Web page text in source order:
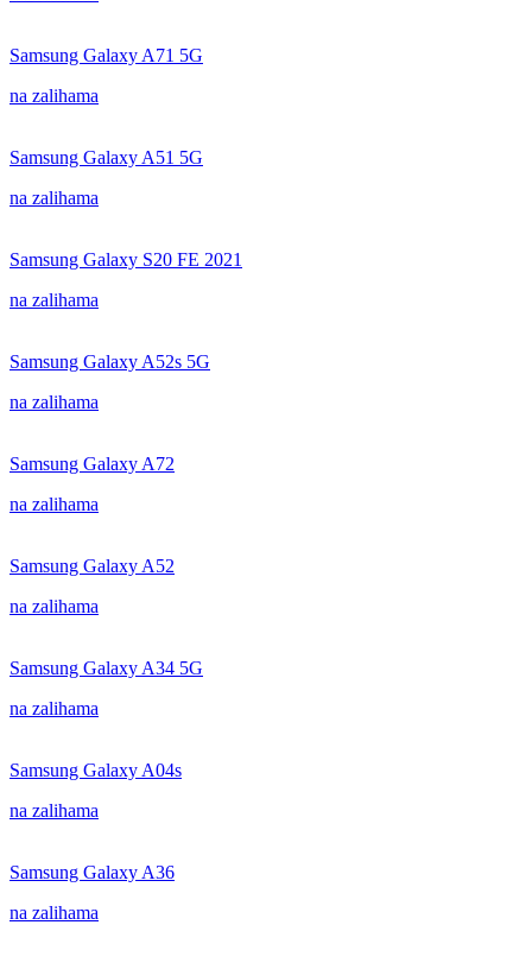
Samsung Galaxy A71 5G
na zalihama
Samsung Galaxy A51 5G
na zalihama
Samsung Galaxy S20 FE 2021
na zalihama
Samsung Galaxy A52s 5G
na zalihama
Samsung Galaxy A72
na zalihama
Samsung Galaxy A52
na zalihama
Samsung Galaxy A34 5G
na zalihama
Samsung Galaxy A04s
na zalihama
Samsung Galaxy A36
na zalihama